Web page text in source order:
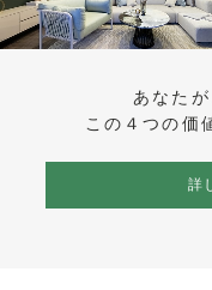
あなた
この４つの価
詳